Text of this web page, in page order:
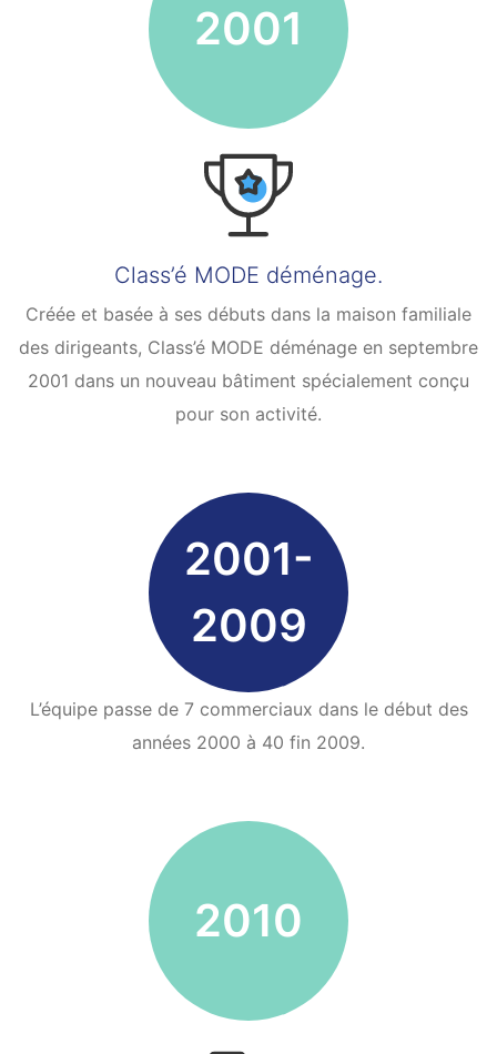
Class’é MODE déménage.
Créée et basée à ses débuts dans la maison familiale
des dirigeants, Class’é MODE déménage en septembre
2001 dans un nouveau bâtiment spécialement conçu
pour son activité.
2001
2001-
2009
L’équipe passe de 7 commerciaux dans le début des
années 2000 à 40 fin 2009.
2010